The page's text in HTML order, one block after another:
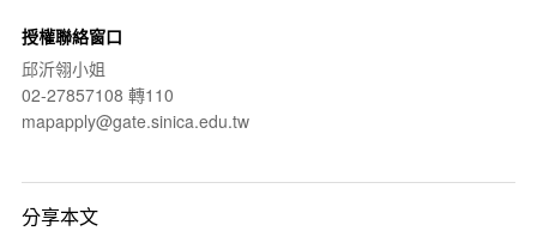
授權聯絡窗口
邱沂翎小姐
02-27857108 轉110
mapapply@gate.sinica.edu.tw
分享本文